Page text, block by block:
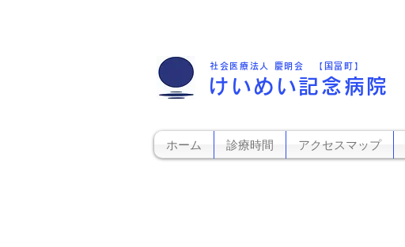
社会医療法人 慶明会 【国富町】
けいめい記念病院
ホーム 診療時間 アクセスマップ